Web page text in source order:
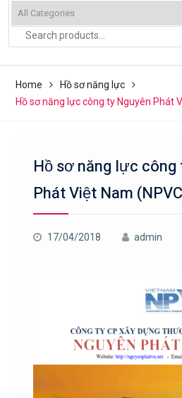
Home
Hồ sơ năng lực
Hồ sơ năng lực công ty Nguyên Phát
Hồ sơ năng lực công
Phát Việt Nam
17/04/2018 admin